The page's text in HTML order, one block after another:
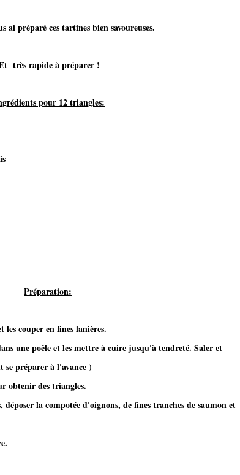
préparé ces tartines bien savoureuses.
préparer !
pour 12 triangles:
Préparation:
les couper en fines lanières.
une poêle et les mettre à cuire jusqu'à tendreté. Saler et
préparer à l'avance )
obtenir des triangles.
la compotée d'oignons, de fines tranches de saumon et